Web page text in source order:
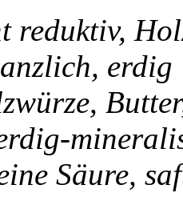
reduktiv,
erdig
Säure,